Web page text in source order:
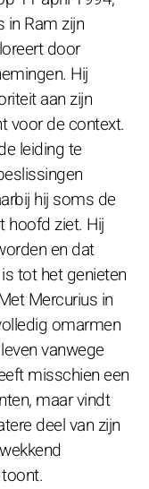
in Ram zijn
door
Hij
aan zijn
voor de context.
leiding te
hij soms de
hoofd ziet. Hij
en dat
tot het genieten
Mercurius in
omarmen
vanwege
misschien een
maar vindt
deel van zijn